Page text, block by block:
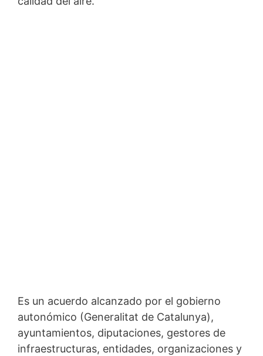
Es un acuerdo alcanzado por el gobierno
autonómico (Generalitat de Catalunya),
ayuntamientos, diputaciones, gestores de
infraestructuras, entidades, organizaciones y